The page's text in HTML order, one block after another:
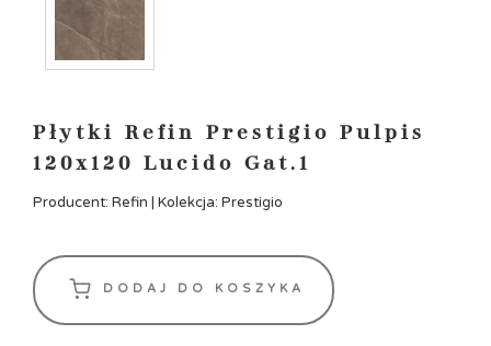
Płytki Refin Prestigio Pulpis
120x120 Lucido Gat.1
Producent: Refin | Kolekcja: Prestigio
DODAJ DO KOSZYKA